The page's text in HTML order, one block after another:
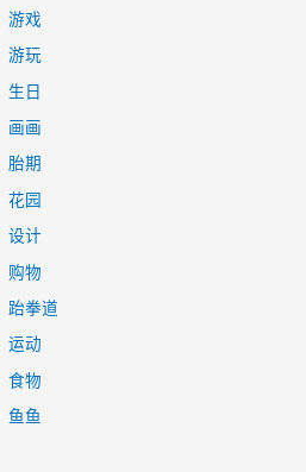
游戏
游玩
生日
画画
胎期
花园
设计
购物
跆拳道
运动
食物
鱼鱼